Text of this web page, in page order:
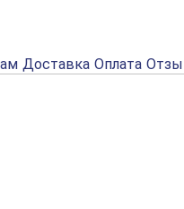
Доставка Оплата